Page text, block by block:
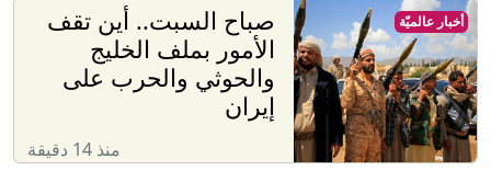
صباح السبت.. أين تقف
الأمور بملف الخليج
والحوثي والحرب على
إيران
منذ 14 دقيقة
أخبار عالميّة